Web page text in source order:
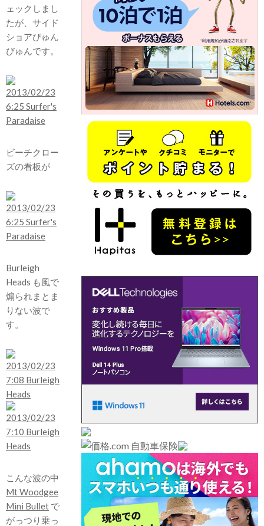
ェックしまし
たが、サイド
ショアびゅん
びゅんです。
ビーチクロー
ズの看板が
Burleigh
Heads も風で
煽られまとま
りない波で
す。
こんな波の中
Mt Woodgee
Mini Bullet で
がっつり乗っ